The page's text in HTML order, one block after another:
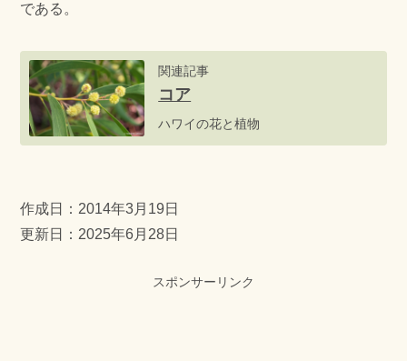
である。
関連記事
コア
ハワイの花と植物
作成日： 2014年3月19日
更新日：2025年6月28日
スポンサーリンク